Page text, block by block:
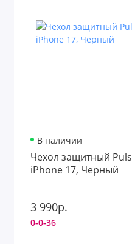
В наличии
Чехол защитный
iPhone 17, Черный
3 990р.
0-0-36